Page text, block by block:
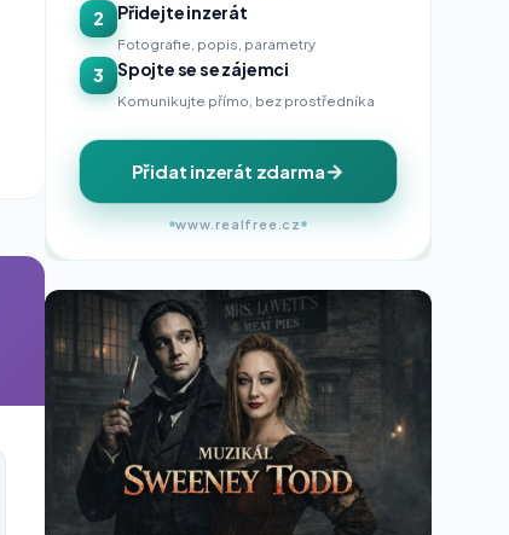
2 Přidejte inzerát
Fotografie, popis, parametry
3 Spojte se se zájemci
Komunikujte přímo, bez prostředníka
Přidat inzerát zdarma
www.realfree.cz